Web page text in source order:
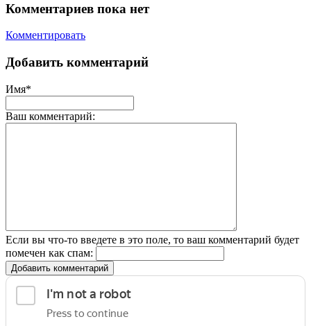
Комментариев пока нет
Комментировать
Добавить комментарий
Имя*
Ваш комментарий:
Если вы что-то введете в это поле, то ваш комментарий будет
помечен как спам:
Добавить комментарий